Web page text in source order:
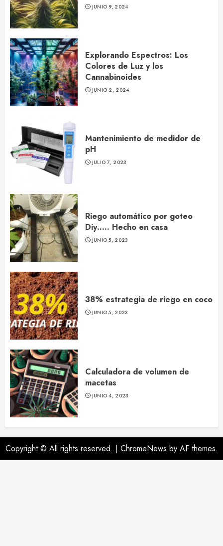
JUNIO 9, 2024
Explorando Espectros: Los
Colores de Luz y los
Cannabinoides
JUNIO 2, 2024
Mantenimiento de medidor de
pH
JULIO 7, 2023
Riego automático por goteo
Diy….. Hecho en casa
JUNIO 5, 2023
38% estrategia de riego en coco
JUNIO 5, 2023
Calculadora de volumen de
macetas
JUNIO 4, 2023
Copyright © All rights reserved. | ChromeNews by AF themes.